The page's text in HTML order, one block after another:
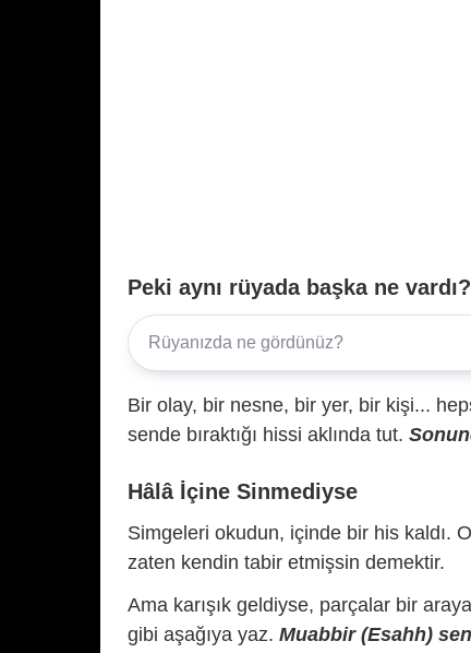
Peki aynı rüyada başka ne vardı?
Bir olay, bir nesne, bir yer, bir kişi...
sende bıraktığı hissi aklında tut.
Hâlâ İçine Sinmediyse
Simgeleri okudun, içinde bir his kaldı.
zaten kendin tabir etmişsin demektir.
Ama karışık geldiyse, parçalar bir
gibi aşağıya yaz. Muabbir (Esahh)